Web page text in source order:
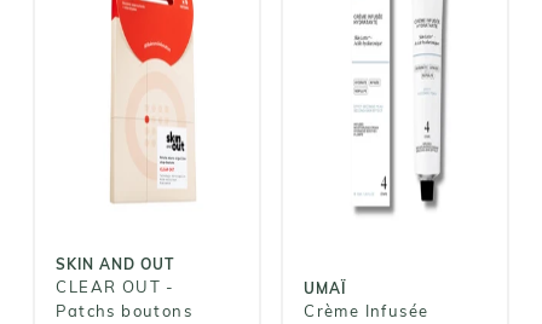
SKIN AND OUT
CLEAR OUT -
Patchs boutons
CLEAR OUT -
Patchs
boutons sous-
cutanés micro-
aiguilles
UMAÏ
Crème Infusée
UMAÏ
Crème Infusée
Hydratante
29,90€